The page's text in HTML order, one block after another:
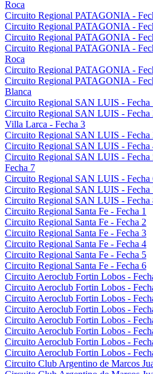
Roca
Circuito Regional PATAGONIA -
Circuito Regional PATAGONIA -
Circuito Regional PATAGONIA -
Circuito Regional PATAGONIA -
Roca
Circuito Regional PATAGONIA -
Circuito Regional PATAGONIA -
Blanca
Circuito Regional SAN LUIS - Fecha
Circuito Regional SAN LUIS - Fecha
Villa Larca - Fecha 3
Circuito Regional SAN LUIS - Fecha
Circuito Regional SAN LUIS - Fecha
Circuito Regional SAN LUIS -
Fecha 7
Circuito Regional SAN LUIS - Fecha
Circuito Regional SAN LUIS - Fecha
Circuito Regional SAN LUIS - Fecha
Circuito Regional Santa Fe - Fecha 1
Circuito Regional Santa Fe - Fecha 2
Circuito Regional Santa Fe - Fecha 3
Circuito Regional Santa Fe - Fecha 4
Circuito Regional Santa Fe - Fecha 5
Circuito Regional Santa Fe - Fecha 6
Circuito Aeroclub Fortin Lobos -
Circuito Aeroclub Fortin Lobos -
Circuito Aeroclub Fortin Lobos -
Circuito Aeroclub Fortin Lobos -
Circuito Aeroclub Fortin Lobos -
Circuito Aeroclub Fortin Lobos -
Circuito Aeroclub Fortin Lobos -
Circuito Aeroclub Fortin Lobos -
Circuito Club Argentino de Marcos